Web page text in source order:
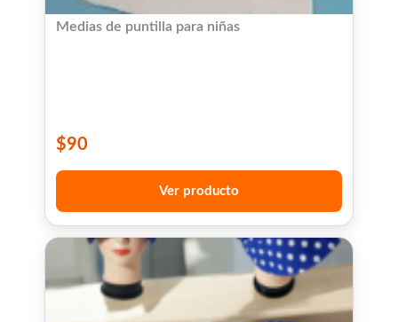
Medias de puntilla para niñas
$90
Ver producto